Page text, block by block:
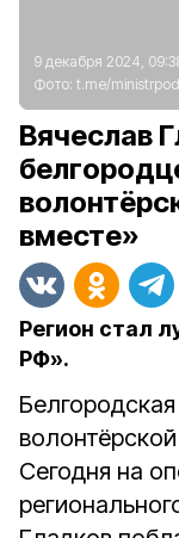
9 декабря 2024,
Фото: t.me/
Вячеслав
вместе»
Регион стал
РФ».
Сегодня на